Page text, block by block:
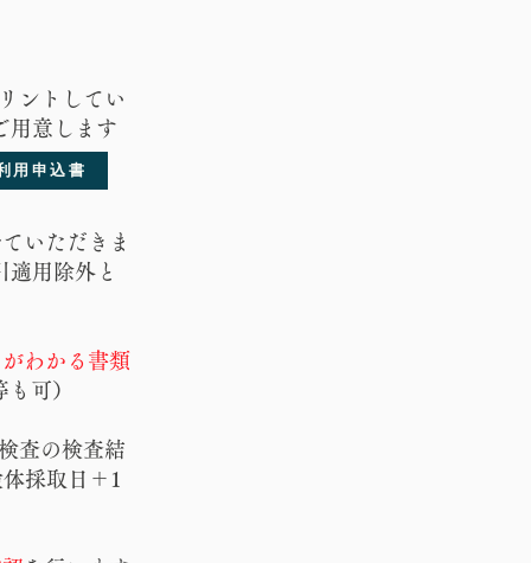
ントしてい
用意します
いただきま
用除外と
わかる書類
可）
査の検査結
採取日＋1
用申込書